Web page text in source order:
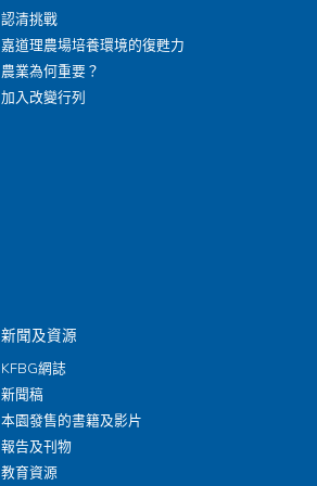
認清挑戰
嘉道理農場培養環境的復甦力
農業為何重要？
加入改變行列
新聞及資源
KFBG網誌
新聞稿
本園發售的書籍及影片
報告及刊物
教育資源